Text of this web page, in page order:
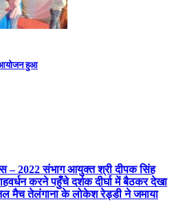
आयोजन हुआ
– 2022 संभाग आयुक्त श्री दीपक सिंह
करने पहुँचे दर्शक दीर्घा में बैठकर देखा
मैच तेलंगाना के लोकेश रेड्डी ने जमाया